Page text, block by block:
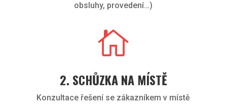
obsluhy, provedení…)

2. SCHŮZKA NA MÍSTĚ
Konzultace řešení se zákazníkem v místě